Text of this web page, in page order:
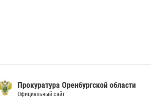
Прокуратура Оренбургской области
Официальный сайт